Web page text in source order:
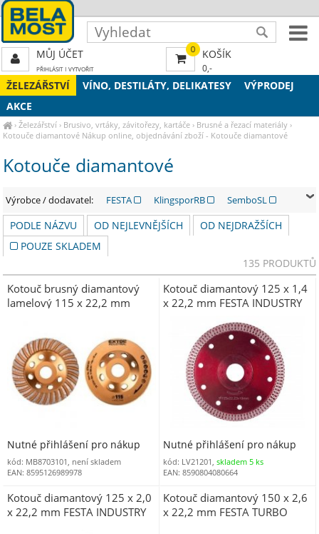
ŽELEZÁŘSTVÍ VÍNO, DESTILÁTY, DELIKATESY
VÝPRODEJ
AKCE
›Železářství › Brusivo, vrtáky, závitořezy, kartáče › Brusné a řezací materiály ›
Kotouče diamantové Nákup online, objednávání zboží - Kotouče diamantové
Kotouče diamantové
Výrobce / dodavatel: FESTA KlingsporRB SemboSL
PODLE NÁZVU OD NEJLEVNĚJŠÍCH
OD NEJDRAŽŠÍCH
POUZE SKLADEM
135 PRODUKTŮ
Kotouč brusný diamantový
lamelový 115 x 22,2 mm
Nutné přihlášení pro nákup
kód: MB8703101, není skladem
EAN: 8595126989978
Kotouč diamantový 125 x 1,4
x 22,2 mm FESTA INDUSTRY
Nutné přihlášení pro nákup
kód: LV21201,skladem 5 ks
EAN: 8590804080664
Kotouč diamantový 125 x 2,0
x 22,2 mm FESTA INDUSTRY
Kotouč diamantový 150 x 2,6
x 22,2 mm FESTA TURBO
0 KOŠÍK
0,-
MŮJ ÚČET
PŘIHLÁSIT| VYTVOŘIT